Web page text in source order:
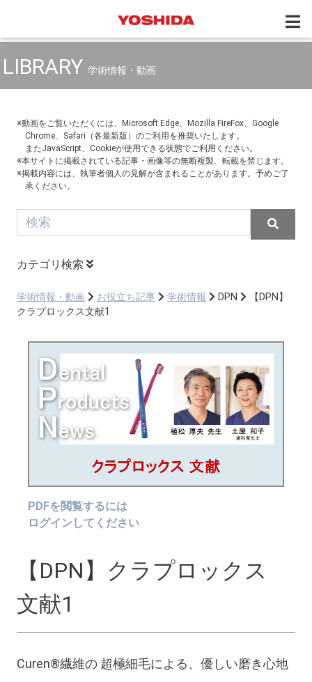
LIBRARY 学術情報・動画
※動画をご覧いただくには、Microsoft Edge、Mozilla FireFox、Google
Chrome、Safari（各最新版）のご利用を推奨いたします。
またJavaScript、Cookieが使用できる状態でご利用ください。
※本サイトに掲載されている記事・画像等の無断複製、転載を禁じます。
※掲載内容には、執筆者個人の見解が含まれることがあります。予めご了
承ください。
カテゴリ検索
学術情報・動画 お役立ち記事 学術情報 DPN
【DPN】
クラプロックス文献1
PDFを閲覧するには
ログインしてください
【DPN】クラプロックス
文献1
Curen®繊維の 超極細毛による、優しい磨き心地